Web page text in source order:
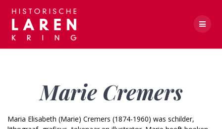
Marie Cremers
Maria Elisabeth (Marie) Cremers (1874-1960) was schilder,